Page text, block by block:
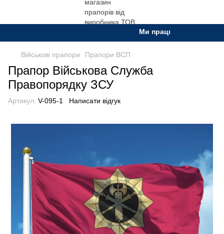
Ми працюємо. Все буде
Військові прапори Прапори ВСП
Прапор Військова Служба
Правопорядку ЗСУ
Артикул: V-095-1 Написати відгук